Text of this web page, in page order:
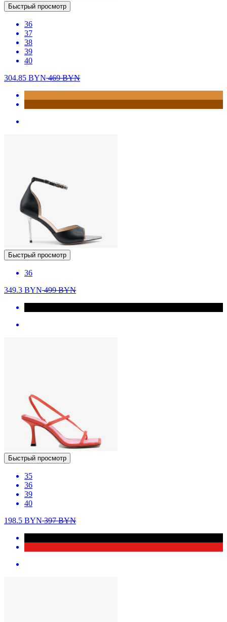
Быстрый просмотр
36
37
38
39
40
304.85 BYN469BYN
Быстрый просмотр
36
349.3 BYN499BYN
Быстрый просмотр
35
36
39
40
198.5 BYN397BYN